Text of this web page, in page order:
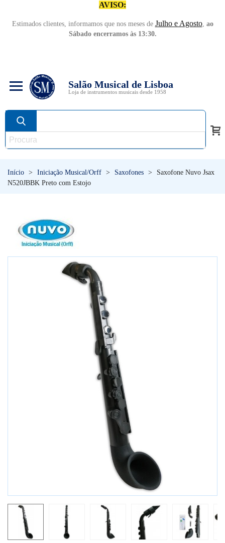
AVISO:
Estimados clientes, informamos que nos meses de Julho e Agosto, ao
Sábado encerramos às 13:30.
Salão Musical de Lisboa
Loja de instrumentos musicais desde 1958
Início > Iniciação Musical/Orff > Saxofones >
Saxofone Nuvo Jsax
N520JBBK Preto com Estojo